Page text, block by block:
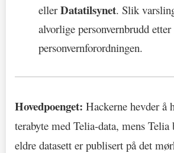
ellerDatatilsynet. Slik
alvorlige personvernbrudd etter
personvernforordningen.
Hovedpoenget: Hackerne hevder å
terabyte med Telia-data, mens Telia
eldre datasett er publisert på det